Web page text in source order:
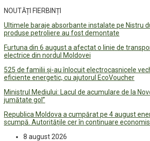
NOUTĂȚI FIERBINȚI
Ultimele baraje absorbante instalate pe Nistru
produse petroliere au fost demontate
Furtuna din 6 august a afectat o linie de
electrice din nordul Moldovei
525 de familii și-au înlocuit electrocasnicele
eficiente energetic, cu ajutorul EcoVoucher
Ministrul Mediului: Lacul de acumulare de la
jumătate gol”
Republica Moldova a cumpărat pe 4 august
scumpă. Autoritățile cer în continuare
8 august 2026